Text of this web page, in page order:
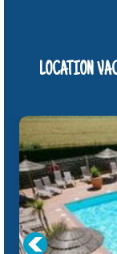
LOCATION